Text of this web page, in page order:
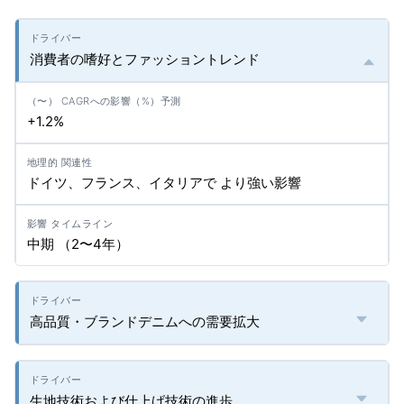
消費者の嗜好とファッショントレンド
+1.2%
ドイツ、フランス、イタリアで より強い影響
中期 （2〜4年）
高品質・ブランドデニムへの需要拡大